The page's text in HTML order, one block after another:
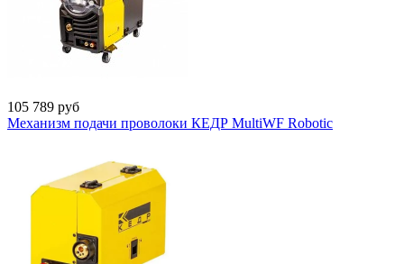
105 789 руб
Механизм подачи проволоки КЕДР MultiWF Robotic